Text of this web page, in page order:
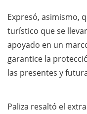
Expresó, asimismo,
turístico que se
apoyado en un
garantice la
las presentes y
Paliza resaltó el